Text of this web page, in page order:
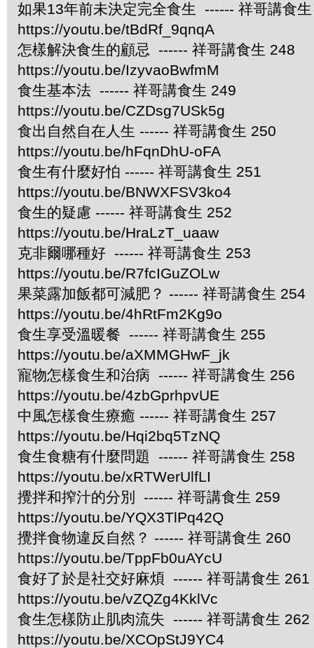
如果13年前未決定完全食生 ------ 祥哥講食
https://youtu.be/tBdRf_9qnqA
怎樣解決食生的顧忌 ------ 祥哥講食生 248
https://youtu.be/IzyvaoBwfmM
食生基本法 ------ 祥哥講食生 249
https://youtu.be/CZDsg7USk5g
食出自然自在人生 ------ 祥哥講食生 250
https://youtu.be/hFqnDhU-oFA
食生有什麼好怕 ------ 祥哥講食生 251
https://youtu.be/BNWXFSV3ko4
食生的疑慮 ------ 祥哥講食生 252
https://youtu.be/HraLzT_uaaw
克非爾哪種好 ------ 祥哥講食生 253
https://youtu.be/R7fcIGuZOLw
果菜露加飯都可減肥？ ------ 祥哥講食生 254
https://youtu.be/4hRtFm2Kg9o
食生享受溫暖餐 ------ 祥哥講食生 255
https://youtu.be/aXMMGHwF_jk
寵物怎樣食生和治病 ------ 祥哥講食生 256
https://youtu.be/4zbGprhpvUE
中風怎樣食生療癒 ------ 祥哥講食生 257
https://youtu.be/Hqi2bq5TzNQ
食生食糖有什麼問題 ------ 祥哥講食生 258
https://youtu.be/xRTWerUlfLI
攪拌和搾汁的分別 ------ 祥哥講食生 259
https://youtu.be/YQX3TlPq42Q
攪拌食物違反自然？ ------ 祥哥講食生 260
https://youtu.be/TppFb0uAYcU
食好了於是社交好麻煩 ------ 祥哥講食生 261
https://youtu.be/vZQZg4KklVc
食生怎樣防止肌肉流失 ------ 祥哥講食生 262
https://youtu.be/XCOpStJ9YC4